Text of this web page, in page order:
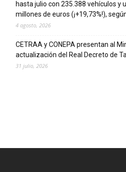
hasta julio con 235.388 vehículos y
millones de euros (¡+19,73%!),
4 agosto, 2026
CETRAA y CONEPA presentan al
actualización del Real Decreto de
31 julio, 2026